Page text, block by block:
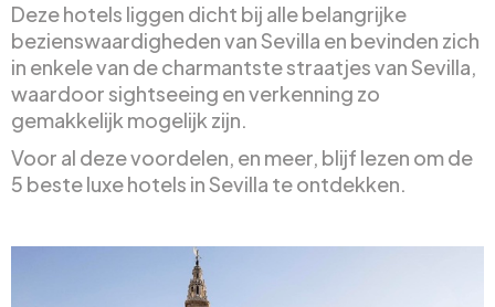
Deze hotels liggen dicht bij alle belangrijke
bezienswaardigheden van Sevilla en bevinden zich
in enkele van de charmantste straatjes van Sevilla,
waardoor sightseeing en verkenning zo
gemakkelijk mogelijk zijn.
Voor al deze voordelen, en meer, blijf lezen om de
5 beste luxe hotels in Sevilla te ontdekken.